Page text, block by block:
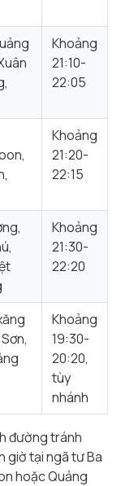
Khoảng
21:10-
22:05
Khoảng
21:20-
22:15
Khoảng
21:30-
22:20
Khoảng
19:30-
20:20,
tùy
nhánh
đường tránh
giờ tại ngã tư Ba
hoặc Quảng